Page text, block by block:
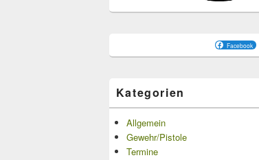
Kategorien
Allgemein
Gewehr/Pistole